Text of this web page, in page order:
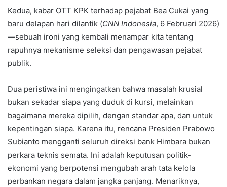
Kedua, kabar OTT KPK terhadap pejabat Bea Cukai yang
baru delapan hari dilantik (CNN Indonesia, 6 Februari 2026)
—sebuah ironi yang kembali menampar kita tentang
rapuhnya mekanisme seleksi dan pengawasan pejabat
publik.
Dua peristiwa ini mengingatkan bahwa masalah krusial
bukan sekadar siapa yang duduk di kursi, melainkan
bagaimana mereka dipilih, dengan standar apa, dan untuk
kepentingan siapa. Karena itu, rencana Presiden Prabowo
Subianto mengganti seluruh direksi bank Himbara bukan
perkara teknis semata. Ini adalah keputusan politik-
ekonomi yang berpotensi mengubah arah tata kelola
perbankan negara dalam jangka panjang. Menariknya,